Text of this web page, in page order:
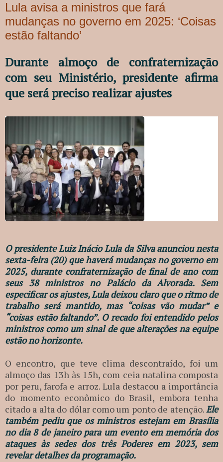
Lula avisa a ministros que fará
mudanças no governo em 2025: ‘Coisas
estão faltando’
Durante almoço de confraternização
com seu Ministério, presidente afirma
que será preciso realizar ajustes
O presidente Luiz Inácio Lula da Silva anunciou nesta
sexta-feira (20) que haverá mudanças no governo em
2025, durante confraternização de final de ano com
seus 38 ministros no Palácio da Alvorada. Sem
especificar os ajustes, Lula deixou claro que o ritmo de
trabalho será mantido, mas “coisas vão mudar” e
“coisas estão faltando”. O recado foi entendido pelos
ministros como um sinal de que alterações na equipe
estão no horizonte.
O encontro, que teve clima descontraído, foi um
almoço das 13h às 15h, com ceia natalina composta
por peru, farofa e arroz. Lula destacou a importância
do momento econômico do Brasil, embora tenha
citado a alta do dólar como um ponto de atenção.Ele
também pediu que os ministros estejam em Brasília
no dia 8 de janeiro para um evento em memória dos
ataques às sedes dos três Poderes em 2023, sem
revelar detalhes da programação.